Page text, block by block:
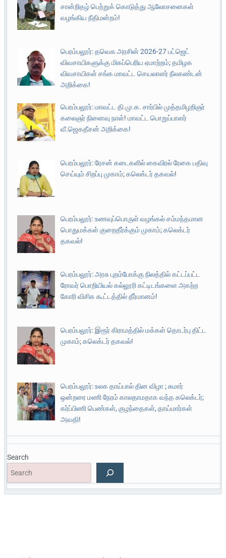
சான்றிதழ் பெற்றுக் கொடுத்து ஆலோசனைகள்
வழங்கிய நீதிமன்றம்!
பெரம்பலூர்: தவெக அரசின் 2026-27 பட்ஜெட்
விவசாயிகளுக்கு மிகப்பெரிய ஏமாற்றம்; தமிழக
விவசாயிகள் சங்க மாவட்ட செயலாளர் நீலகண்டன்
அறிக்கை!
பெரம்பலூர்: மாவட்ட தி.மு.க. சார்பில் முத்தமிழறிஞர்
கலைஞர் நினைவு நாள்! மாவட்ட பொறுப்பாளர்
வீ.ஜெகதீசன் அறிக்கை!
பெரம்பலூர்: ரேசன் கடைகளில் கைவிரல் ரேகை பதிவு
செய்யும் சிறப்பு முகாம்; கலெக்டர் தகவல்!
பெரம்பலூர்: உணவுப்பொருள் வழங்கல் சம்மந்தமான
பொதுமக்கள் குறைதீர்க்கும் முகாம்; கலெக்டர்
தகவல்!
பெரம்பலூர்: அரசு புறம்போக்கு நிலத்தில் கட்டப்பட்ட
ரோவர் பொறியியல் கல்லூரி கட்டிடங்களை அகற்ற
கோரி விசிக கூட்டத்தில் தீர்மானம்!
பெரம்பலூர்: இரூர் கிராமத்தில் மக்கள் தொடர்பு திட்ட
முகாம்; கலெக்டர் தகவல்!
பெரம்பலூர்: உலக தாய்பால் தின விழா ; சுமார்
ஒன்றரை மணி நேரம் காலதாமதாக வந்த கலெக்டர்;
கர்ப்பிணி பெண்கள், குழந்தைகள், தாய்மார்கள்
அவதி!
Search